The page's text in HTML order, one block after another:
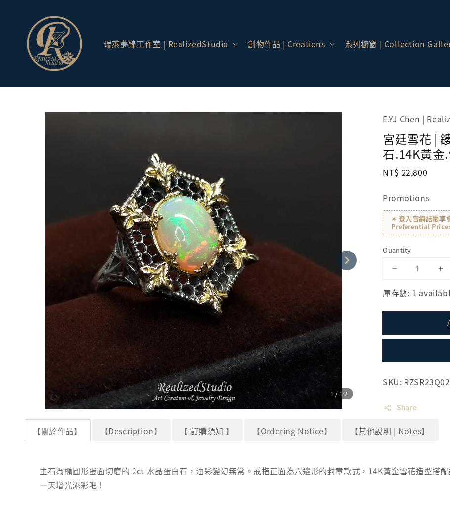
瑞萊夢臻工作室 | RealizedStudio 創物作品 | Creations 系列櫥窗 | Collection
1 /12
E.YJ Chen |
宮廷雪花 |
石.14K黃金
Regular
NT$ 22,800
Promotions
✶ 登入官網結帳享
Preferential
Quantity
庫存數: 1
SKU: RZSR23Q02
Share
【關於作品】 【Description】 【 訂購須知 】 【Ordering Notice】 【其他說明 | Notes】
主石為橢圓形蛋面切磨的 2ct 水晶蛋白石，油彩變幻無常。戒指正面為六邊形的封章款式，14K黃金雪花造型搭
一天增光添彩吧！